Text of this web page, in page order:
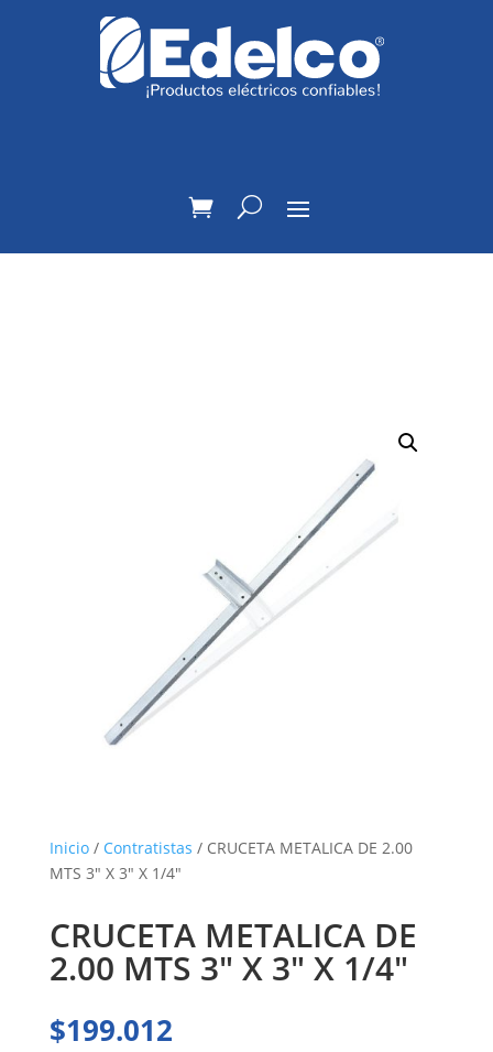
Inicio/ Contratistas / CRUCETA METALICA DE 2.00
MTS 3″ X 3″ X 1/4″
CRUCETA METALICA DE
2.00 MTS 3″ X 3″ X 1/4″
$199.012